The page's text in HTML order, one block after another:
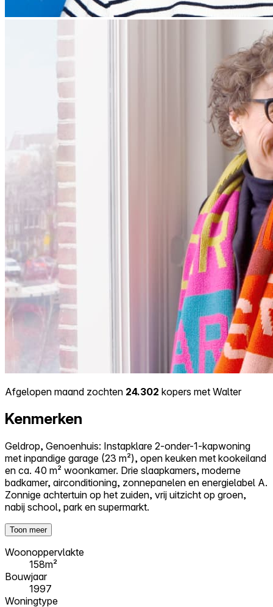
Afgelopen maand zochten 24.302 kopers met Walter
Kenmerken
Geldrop, Genoenhuis: Instapklare 2-onder-1-kapwoning
met inpandige garage (23 m²), open keuken met kookeiland
en ca. 40 m² woonkamer. Drie slaapkamers, moderne
badkamer, airconditioning, zonnepanelen en energielabel A.
Zonnige achtertuin op het zuiden, vrij uitzicht op groen,
nabij school, park en supermarkt.
Toon meer
Woonoppervlakte
158m²
Bouwjaar
1997
Woningtype